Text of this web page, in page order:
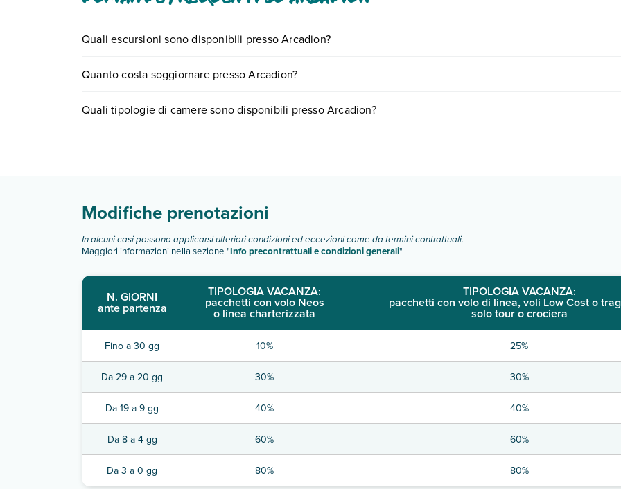
Quali escursioni sono disponibili presso Arcadion?
prenotando un appuntamento.
Quanto costa soggiornare presso Arcadion?
partire.
Quali tipologie di camere sono disponibili presso Arcadion?
Modifiche prenotazioni
In alcuni casi possono applicarsi ulteriori condizioni ed eccezioni come da termini contrattuali.
Maggiori informazioni nella sezione "Info precontrattuali e condizioni generali"
N. GIORNI
ante partenza
TIPOLOGIA VACANZA:
pacchetti con volo Neos
o linea charterizzata
TIPOLOGIA VACANZA:
pacchetti con volo di linea, voli Low Cost o
solo tour o crociera
Fino a 30 gg 10% 25%
Da 29 a 20 gg 30% 30%
Da 19 a 9 gg 40% 40%
Da 8 a 4 gg 60% 60%
Da 3 a 0 gg 80% 80%